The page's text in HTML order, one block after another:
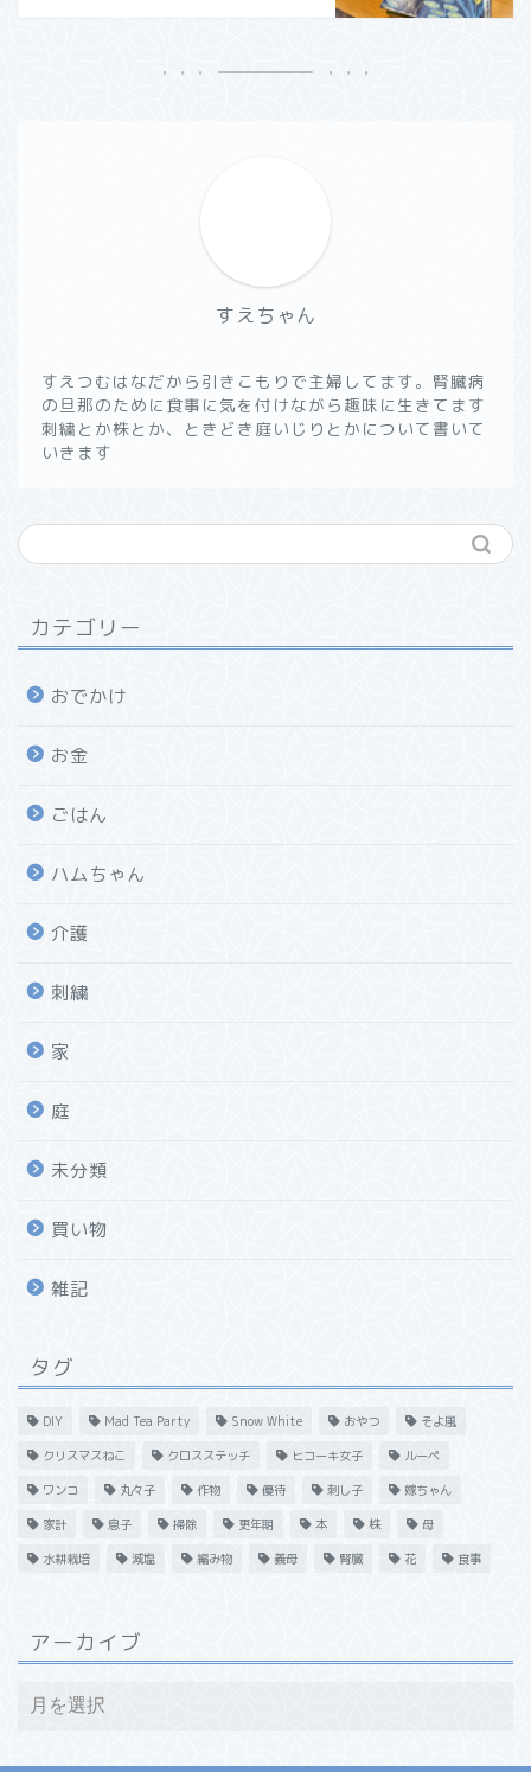
すえちゃん
すえつむはなだから引きこもりで主婦してます。腎臓病
の旦那のために食事に気を付けながら趣味に生きてます
刺繍とか株とか、ときどき庭いじりとかについて書いて
いきます
カテゴリー
おでかけ
お金
ごはん
ハムちゃん
介護
刺繍
家
庭
未分類
買い物
雑記
タグ
DIY Mad Tea Party Snow White おやつ そよ風
クリスマスねこ クロスステッチ ヒコーキ女子 ルーペ
ワンコ 丸々子 作物 優待 刺し子 嫁ちゃん
家計 息子 掃除 更年期 本 株 母
水耕栽培 減塩 編み物 義母 腎臓 花 食事
アーカイブ